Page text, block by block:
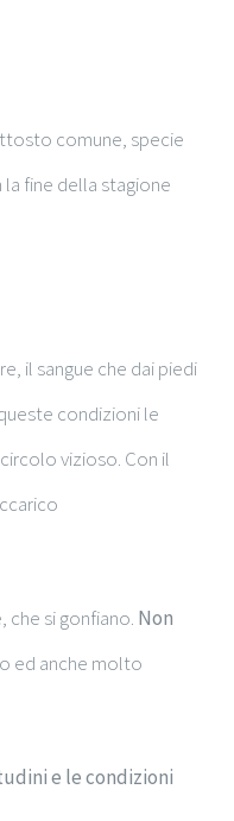
comune, specie
fine della stagione
il sangue che dai piedi
condizioni le
vizioso. Con il
che si gonfiano. Non
ed anche molto
e le condizioni